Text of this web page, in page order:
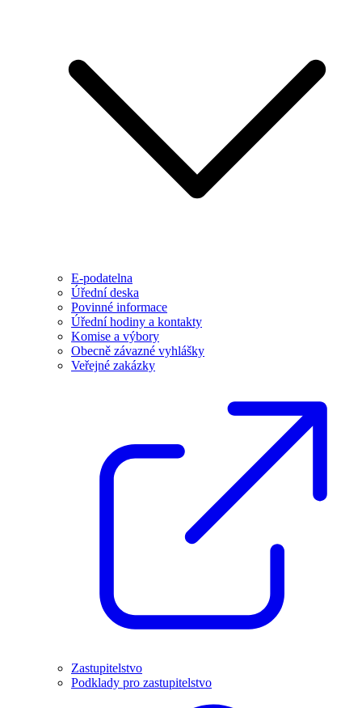
E-podatelna
Úřední deska
Povinné informace
Úřední hodiny a kontakty
Komise a výbory
Obecně závazné vyhlášky
Veřejné zakázky
Zastupitelstvo
Podklady pro zastupitelstvo